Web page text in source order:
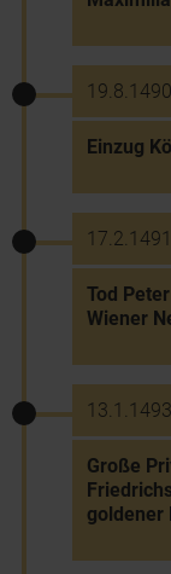
19.8.1490
Einzug
17.2.1491
Tod
Wiener
13.1.1493
Große
goldener